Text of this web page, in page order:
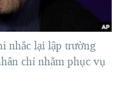
GAZA
nhắc lại lập trường
chỉ nhằm phục vụ